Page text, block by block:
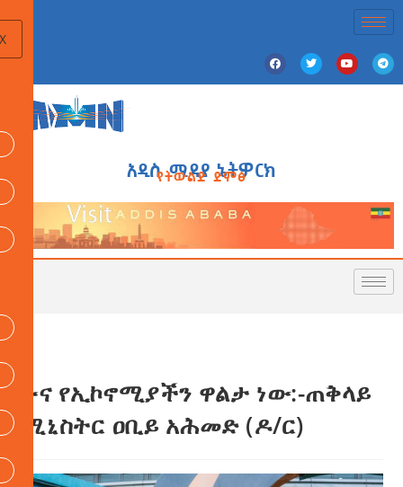
አዲስ ሚዲያ ኔትዎርክ
የትውልድ ድምፅ
ቡና የኢኮኖሚያችን ዋልታ ነው:-ጠቅላይ
ሚኒስትር ዐቢይ አሕመድ (ዶ/ር)